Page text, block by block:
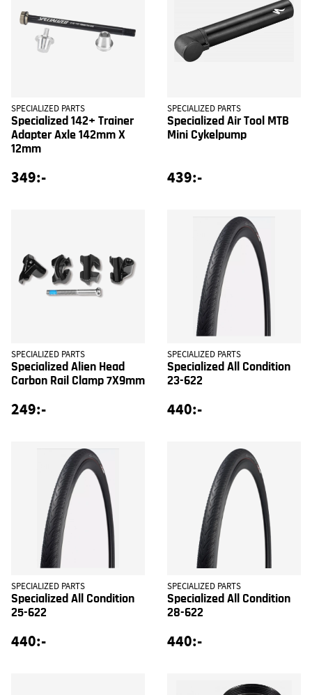
SPECIALIZED PARTS
Specialized 142+ Trainer
Adapter Axle 142mm X
12mm
349:-
SPECIALIZED PARTS
Specialized Air Tool MTB
Mini Cykelpump
439:-
SPECIALIZED PARTS
Specialized Alien Head
Carbon Rail Clamp 7X9mm
249:-
SPECIALIZED PARTS
Specialized All Condition
23-622
440:-
SPECIALIZED PARTS
Specialized All Condition
25-622
440:-
SPECIALIZED PARTS
Specialized All Condition
28-622
440:-